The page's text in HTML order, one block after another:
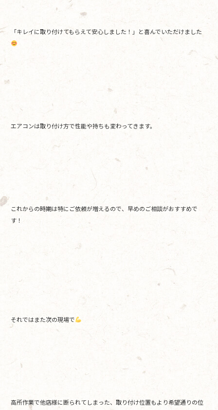
「キレイに取り付けてもらえて安心しました！」と喜んでいただけました
エアコンは取り付け方で性能や持ちも変わってきます。
これからの時期は特にご依頼が増えるので、早めのご相談がおすすめで
す！
それではまた次の現場で
高所作業で他店様に断られてしまった、取り付け位置もより希望通りの位